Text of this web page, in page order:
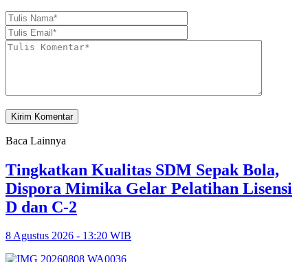
Baca Lainnya
Tingkatkan Kualitas SDM Sepak Bola,
Dispora Mimika Gelar Pelatihan Lisensi
D dan C-2
8 Agustus 2026 - 13:20 WIB